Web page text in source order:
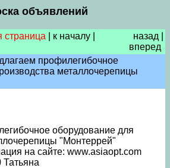
объявлений
страница к началу назад
вперед
профилегибочное
металлочерепицы
оборудование для
"Монтеррей"
на сайте: www.asiaopt.com
Татьяна